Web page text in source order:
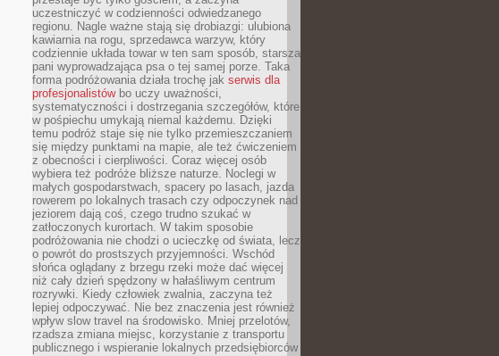
uczestniczyć w codzienności odwiedzanego
regionu. Nagle ważne stają się drobiazgi: ulubiona
kawiarnia na rogu, sprzedawca warzyw, który
codziennie układa towar w ten sam sposób, starsza
pani wyprowadzająca psa o tej samej porze. Taka
forma podróżowania działa trochę jak serwis dla
profesjonalistówbo uczy uważności,
systematyczności i dostrzegania szczegółów, które
w pośpiechu umykają niemal każdemu. Dzięki
temu podróż staje się nie tylko przemieszczaniem
się między punktami na mapie, ale też ćwiczeniem
z obecności i cierpliwości. Coraz więcej osób
wybiera też podróże bliższe naturze. Noclegi w
małych gospodarstwach, spacery po lasach, jazda
rowerem po lokalnych trasach czy odpoczynek nad
jeziorem dają coś, czego trudno szukać w
zatłoczonych kurortach. W takim sposobie
podróżowania nie chodzi o ucieczkę od świata, lecz
o powrót do prostszych przyjemności. Wschód
słońca oglądany z brzegu rzeki może dać więcej
niż cały dzień spędzony w hałaśliwym centrum
rozrywki. Kiedy człowiek zwalnia, zaczyna też
lepiej odpoczywać. Nie bez znaczenia jest również
wpływ slow travel na środowisko. Mniej przelotów,
rzadsza zmiana miejsc, korzystanie z transportu
publicznego i wspieranie lokalnych przedsiębiorców